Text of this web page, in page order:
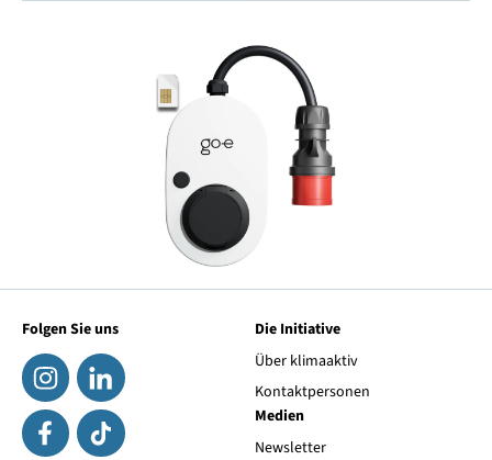
Folgen Sie uns
Die Initiative
Über klimaaktiv
Kontaktpersonen
Medien
Newsletter